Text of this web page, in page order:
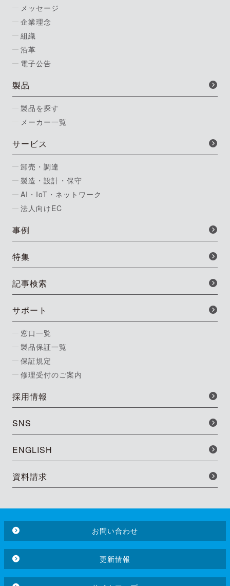
メッセージ
企業理念
組織
沿革
電子公告
製品
製品を探す
メーカー一覧
サービス
卸売・調達
製造・設計・保守
AI・IoT・ネットワーク
法人向けEC
事例
特集
記事検索
サポート
窓口一覧
製品保証一覧
保証規定
修理受付のご案内
採用情報
SNS
ENGLISH
資料請求
お問い合わせ
更新情報